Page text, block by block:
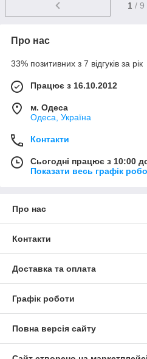
1 / 9
Про нас
33% позитивних з 7 відгуків за рік
Працює з 16.10.2012
м. Одеса
Одеса, Україна
Контакти
Сьогодні працює з 10:00
Показати весь графік
Про нас
Контакти
Доставка та оплата
Графік роботи
Повна версія сайту